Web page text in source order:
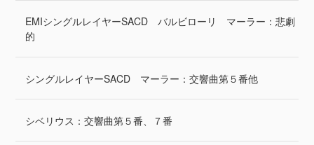
EMIシングルレイヤーSACD バルビローリ マーラー：悲劇
的
シングルレイヤーSACD マーラー：交響曲第５番他
シベリウス：交響曲第５番、７番